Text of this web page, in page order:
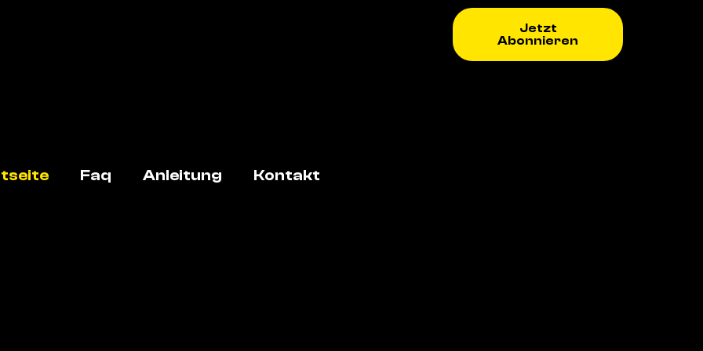
Faq Anleitung Kontakt
Jetzt
Abonnieren